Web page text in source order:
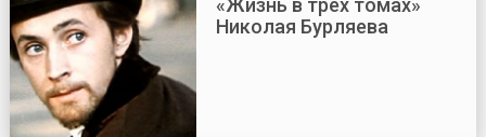
«Жизнь в трёх томах»
Николая Бурляева